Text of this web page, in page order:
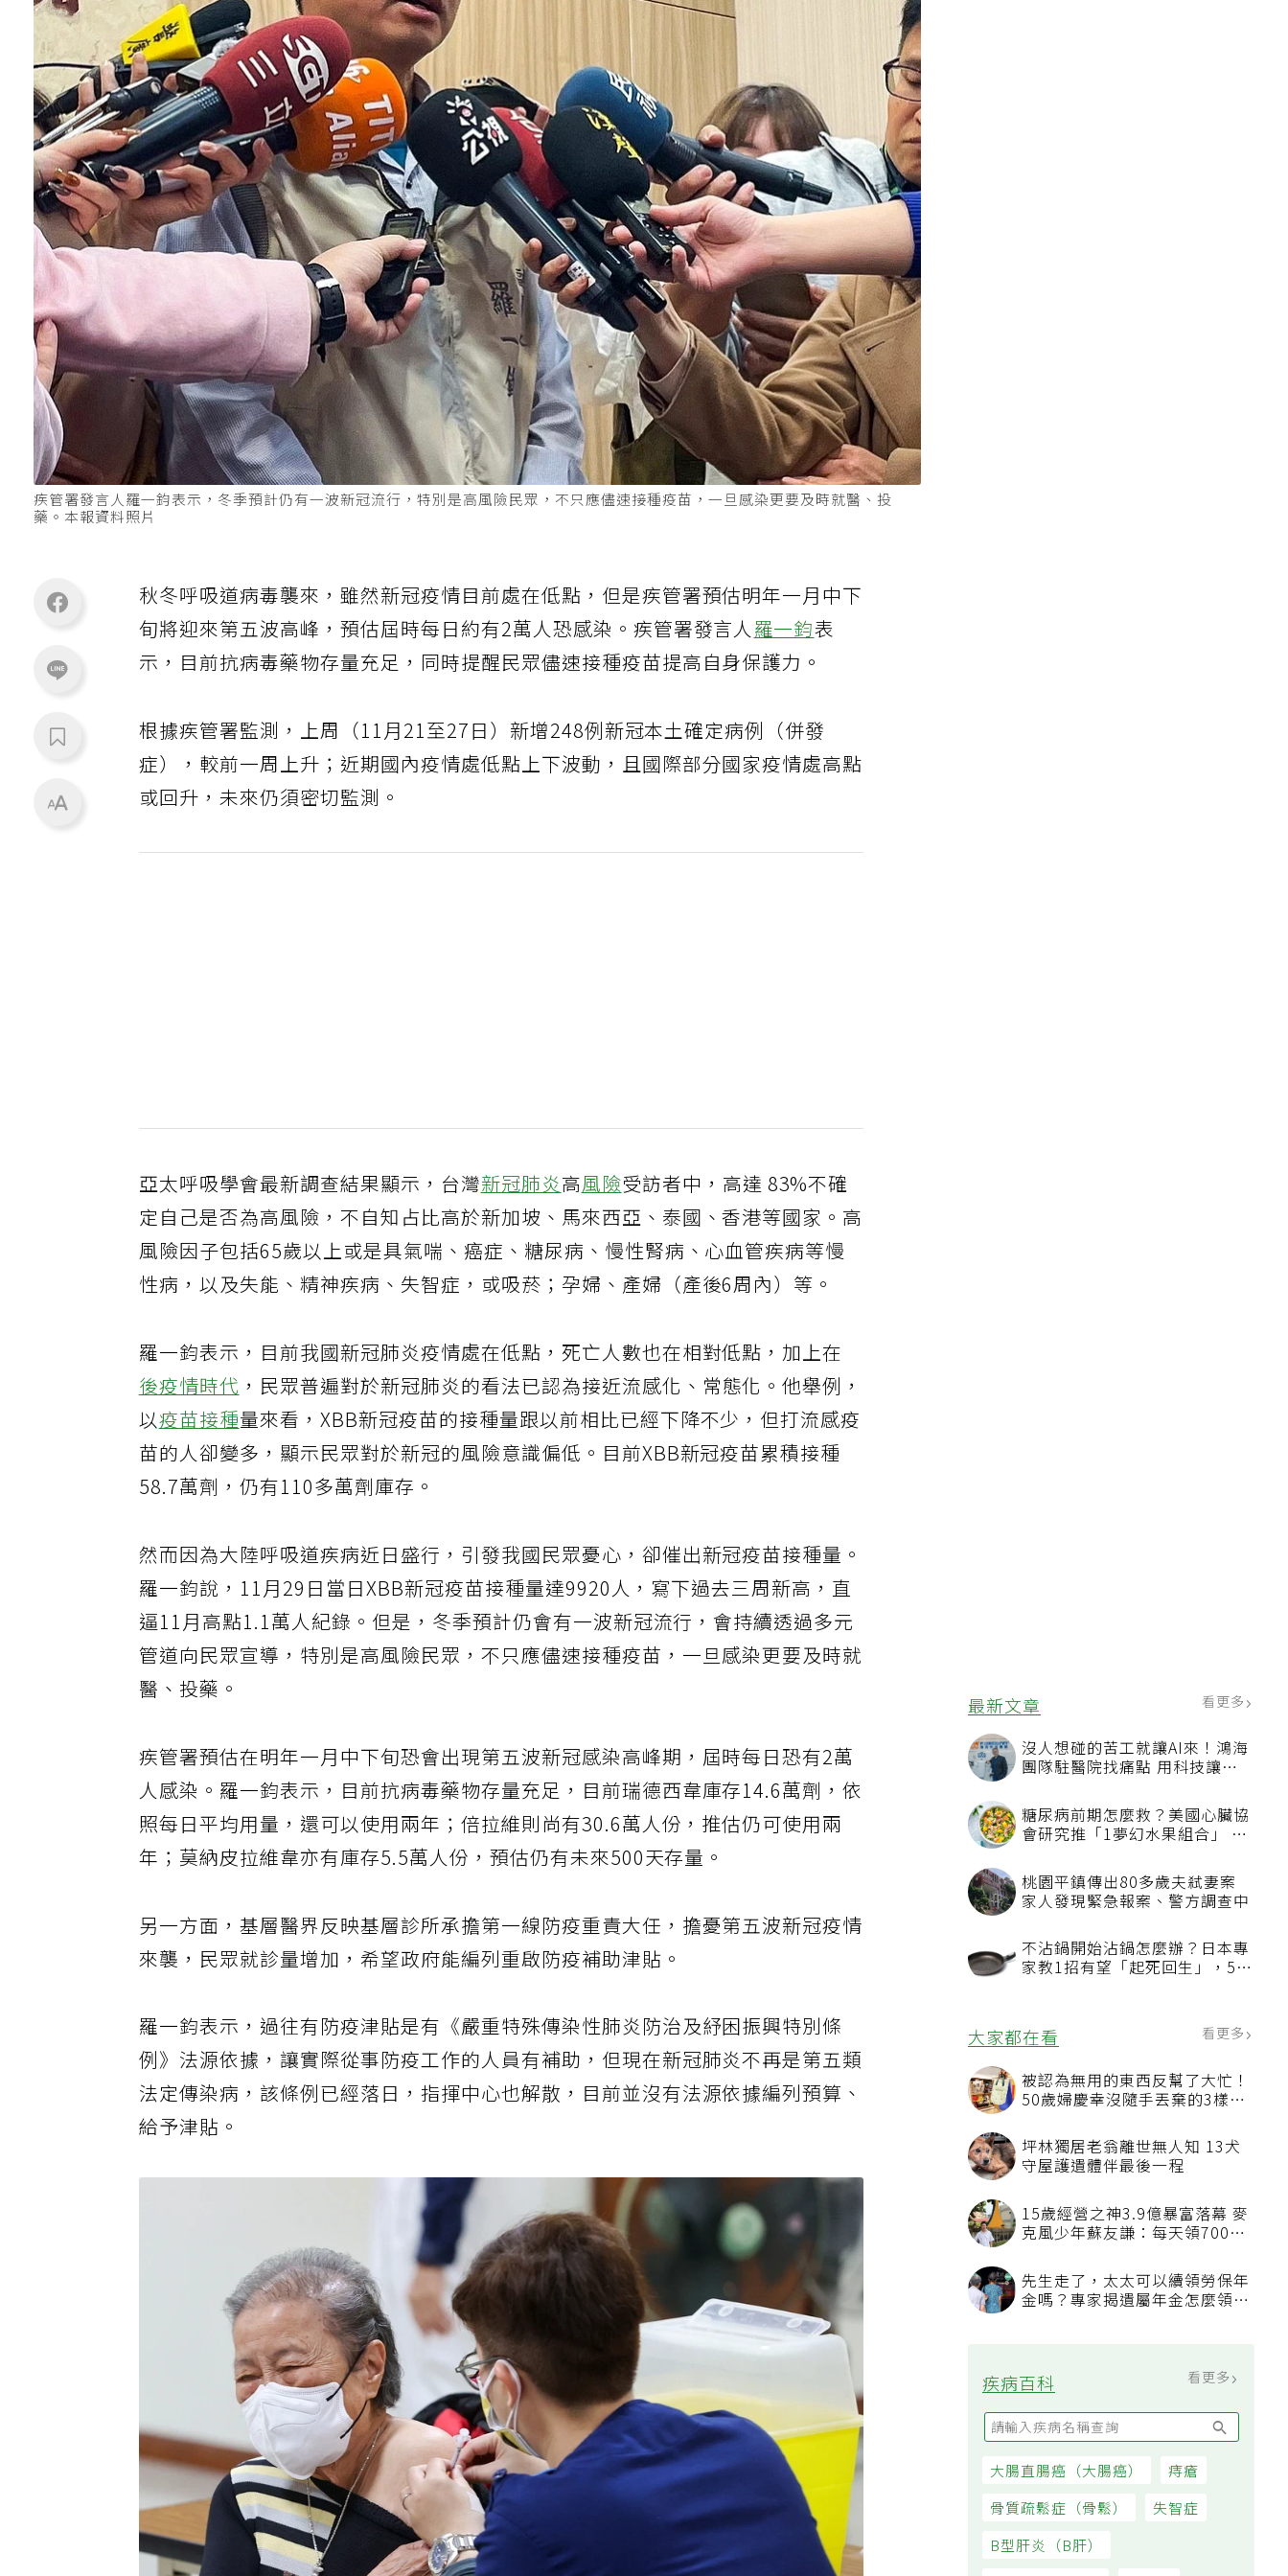
最新文章 看更多
沒人想碰的苦工就讓AI來！鴻海
團隊駐醫院找痛點 用科技讓醫
糖尿病前期怎麼救？美國心臟協
會研究推「1夢幻水果組合」 酪
桃園平鎮傳出80多歲夫弒妻案
家人發現緊急報案、警方調查中
不沾鍋開始沾鍋怎麼辦？日本專
家教1招有望「起死回生」，5情
大家都在看
被認為無用的東西反幫了大忙！
50歲婦慶幸沒隨手丟棄的3樣物
坪林獨居老翁離世無人知 13犬
守屋護遺體伴最後一程
15歲經營之神3.9億暴富落幕 麥
克風少年蘇友謙：每天領700元
先生走了，太太可以續領勞保年
疾病百科
疾管署發言人羅一鈞表示，冬季預計仍有一波新冠流行，特別是高風險民眾，不只應儘速接種疫苗，一旦感染更要及時就醫、投
藥。本報資料照片
秋冬呼吸道病毒襲來，雖然新冠疫情目前處在低點，但是疾管署預估明年一月中下
旬將迎來第五波高峰，預估屆時每日約有2萬人恐感染。疾管署發言人羅一鈞表
示，目前抗病毒藥物存量充足，同時提醒民眾儘速接種疫苗提高自身保護力。
根據疾管署監測，上周（11月21至27日）新增248例新冠本土確定病例（併發
症），較前一周上升；近期國內疫情處低點上下波動，且國際部分國家疫情處高點
或回升，未來仍須密切監測。
亞太呼吸學會最新調查結果顯示，台灣新冠肺炎高風險受訪者中，高達 83%不確
定自己是否為高風險，不自知占比高於新加坡、馬來西亞、泰國、香港等國家。高
風險因子包括65歲以上或是具氣喘、癌症、糖尿病、慢性腎病、心血管疾病等慢
性病，以及失能、精神疾病、失智症，或吸菸；孕婦、產婦（產後6周內）等。
羅一鈞表示，目前我國新冠肺炎疫情處在低點，死亡人數也在相對低點，加上在
後疫情時代 ，民眾普遍對於新冠肺炎的看法已認為接近流感化、常態化。他舉例，
以疫苗接種量來看，XBB新冠疫苗的接種量跟以前相比已經下降不少，但打流感疫
苗的人卻變多，顯示民眾對於新冠的風險意識偏低。目前XBB新冠疫苗累積接種
58.7萬劑，仍有110多萬劑庫存。
然而因為大陸呼吸道疾病近日盛行，引發我國民眾憂心，卻催出新冠疫苗接種量。
羅一鈞說，11月29日當日XBB新冠疫苗接種量達9920人，寫下過去三周新高，直
逼11月高點1.1萬人紀錄。但是，冬季預計仍會有一波新冠流行，會持續透過多元
管道向民眾宣導，特別是高風險民眾，不只應儘速接種疫苗，一旦感染更要及時就
醫、投藥。
疾管署預估在明年一月中下旬恐會出現第五波新冠感染高峰期，屆時每日恐有2萬
人感染。羅一鈞表示，目前抗病毒藥物存量充足，目前瑞德西韋庫存14.6萬劑，依
照每日平均用量，還可以使用兩年；倍拉維則尚有30.6萬人份，推估仍可使用兩
年；莫納皮拉維韋亦有庫存5.5萬人份，預估仍有未來500天存量。
另一方面，基層醫界反映基層診所承擔第一線防疫重責大任，擔憂第五波新冠疫情
來襲，民眾就診量增加，希望政府能編列重啟防疫補助津貼。
羅一鈞表示，過往有防疫津貼是有《嚴重特殊傳染性肺炎防治及紓困振興特別條
例》法源依據，讓實際從事防疫工作的人員有補助，但現在新冠肺炎不再是第五類
法定傳染病，該條例已經落日，指揮中心也解散，目前並沒有法源依據編列預算、
給予津貼。